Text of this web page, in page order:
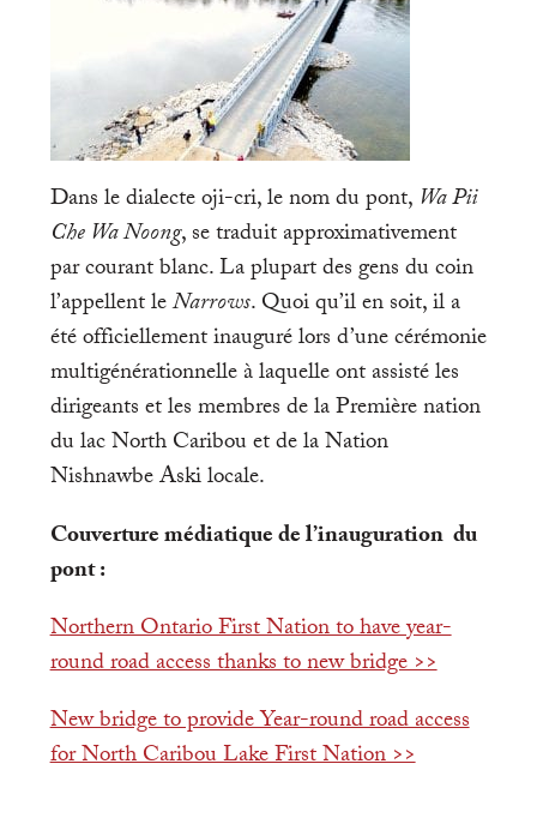
Dans le dialecte oji-cri, le nom du pont, Wa Pii
Che Wa Noong, se traduit approximativement
par courant blanc. La plupart des gens du coin
l’appellent leNarrows. Quoi qu’il en soit, il a
été officiellement inauguré lors d’une cérémonie
multigénérationnelle à laquelle ont assisté les
dirigeants et les membres de la Première nation
du lac North Caribou et de la Nation
Nishnawbe Aski locale.
Couverture médiatique de l’inauguration du
pont :
Northern Ontario First Nation to have year-
round road access thanks to new bridge >>
New bridge to provide Year-round road access
for North Caribou Lake First Nation >>